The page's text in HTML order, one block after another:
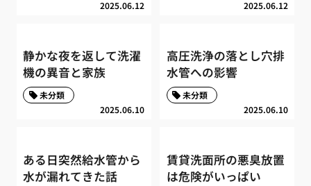
2025.06.12 2025.06.12
静かな夜を返して洗濯
機の異音と家族
2025.06.10
未分類
高圧洗浄の落とし穴排
水管への影響
2025.06.10
未分類
ある日突然給水管から
水が漏れてきた話
賃貸洗面所の悪臭放置
は危険がいっぱい